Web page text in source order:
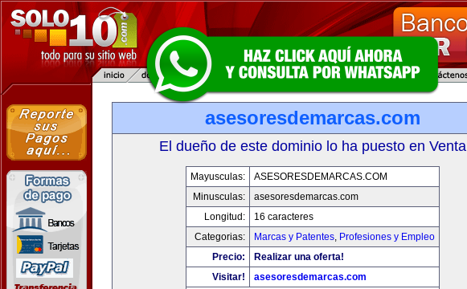
asesoresdemarcas.com
El dueño de este dominio lo ha puesto en Venta
Mayusculas:
ASESORESDEMARCAS.COM
Minusculas:
asesoresdemarcas.com
Longitud:
16 caracteres
Categorias:
Marcas y Patentes, Profesiones y Empleo
Precio:
Realizar una oferta!
Visitar!
asesoresdemarcas.com